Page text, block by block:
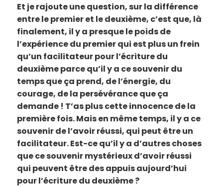
Et je rajoute une question, sur la différence
entre le premier et le deuxième, c’est que, là
finalement, il y a presque le poids de
l’expérience du premier qui est plus un frein
qu’un facilitateur pour l’écriture du
deuxième parce qu’il y a ce souvenir du
temps que ça prend, de l’énergie, du
courage, de la persévérance que ça
demande ! T’as plus cette innocence de la
première fois. Mais en même temps, il y a ce
souvenir de l’avoir réussi, qui peut être un
facilitateur. Est-ce qu’il y a d’autres choses
que ce souvenir mystérieux d’avoir réussi
qui peuvent être des appuis aujourd’hui
pour l’écriture du deuxième ?